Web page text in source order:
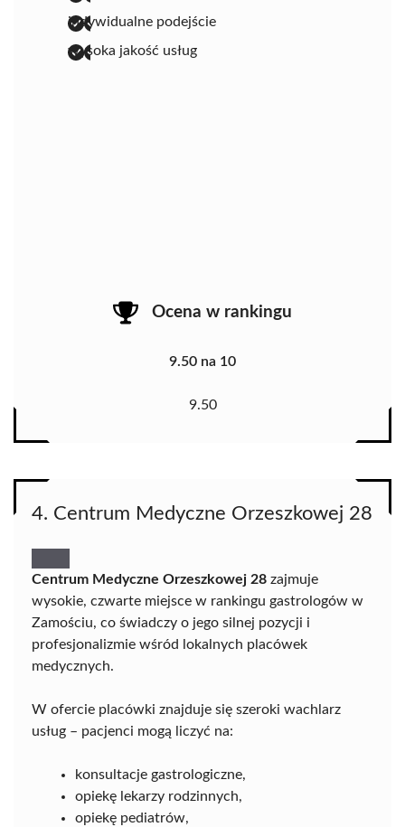
indywidualne podejście
wysoka jakość usług
Ocena w rankingu
9.50 na 10
9.50
4. Centrum Medyczne Orzeszkowej 28
Centrum Medyczne Orzeszkowej 28 zajmuje
wysokie, czwarte miejsce w rankingu gastrologów w
Zamościu, co świadczy o jego silnej pozycji i
profesjonalizmie wśród lokalnych placówek
medycznych.
W ofercie placówki znajduje się szeroki wachlarz
usług – pacjenci mogą liczyć na:
konsultacje gastrologiczne,
opiekę lekarzy rodzinnych,
opiekę pediatrów,